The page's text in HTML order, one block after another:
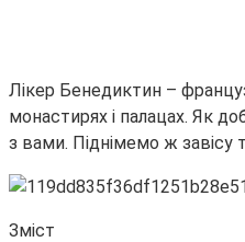
Лікер Бенедиктин –
монастирях і палацах. Як
з вами. Піднімемо ж завісу
Зміст